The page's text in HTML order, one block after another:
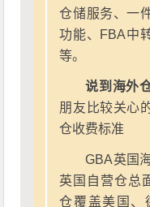
仓储服务、一
功能、FBA中
等。
说到海外仓
朋友比较关心
仓收费标准
GBA英国
英国自营仓总
仓覆盖美国、